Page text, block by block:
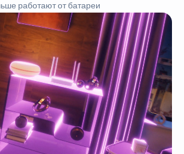
работают от батареи